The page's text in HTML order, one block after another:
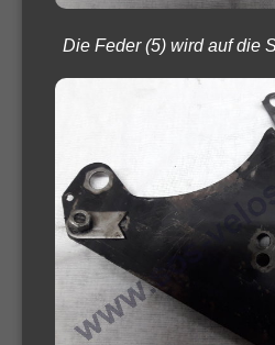
Die Feder (5) wird auf die